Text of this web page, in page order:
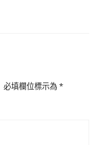
必填欄位標示為*